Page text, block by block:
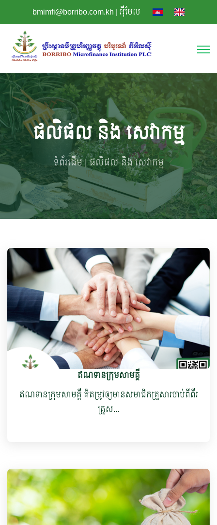
bmimfi@borribo.com.kh |អុីមែល
​ផលិផល និង សេវាកម្ម
ទំព័រដើម ​ផលិផល និង សេវាកម្ម
ឥណទានក្រុមសាមគ្គី
ឥណទានក្រុម​សាមគ្គី គឺតម្រូវឲ្យមានសមាជិកគ្រួសារចាប់ពីពីរ
គ្រួស...